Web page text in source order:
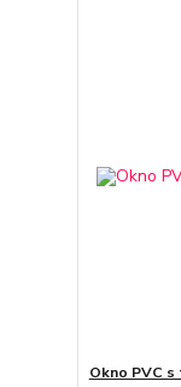
Okno PVC